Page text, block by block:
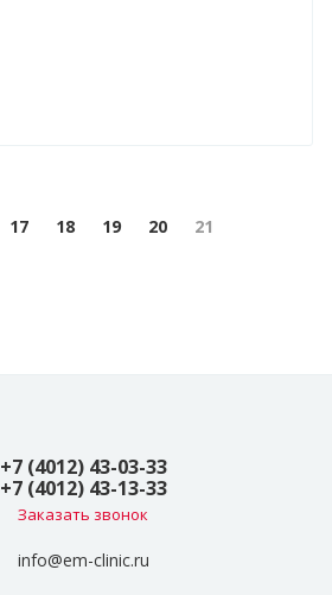
17 18 19 20 21
+7 (4012) 43-03-33
+7 (4012) 43-13-33
Заказать звонок
info@em-clinic.ru